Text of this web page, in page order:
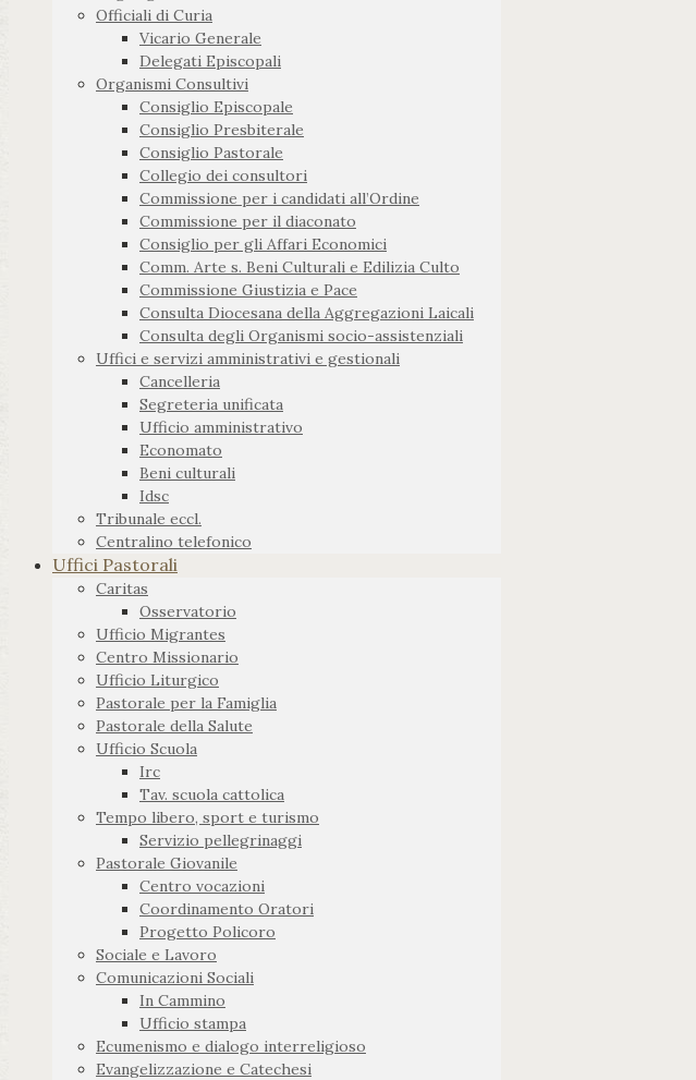
Officiali di Curia
Vicario Generale
Delegati Episcopali
Organismi Consultivi
Consiglio Episcopale
Consiglio Presbiterale
Consiglio Pastorale
Collegio dei consultori
Commissione per i candidati all’Ordine
Commissione per il diaconato
Consiglio per gli Affari Economici
Comm. Arte s. Beni Culturali e Edilizia Culto
Commissione Giustizia e Pace
Consulta Diocesana della Aggregazioni Laicali
Consulta degli Organismi socio-assistenziali
Uffici e servizi amministrativi e gestionali
Cancelleria
Segreteria unificata
Ufficio amministrativo
Economato
Beni culturali
Idsc
Tribunale eccl.
Centralino telefonico
Uffici Pastorali
Caritas
Osservatorio
Ufficio Migrantes
Centro Missionario
Ufficio Liturgico
Pastorale per la Famiglia
Pastorale della Salute
Ufficio Scuola
Irc
Tav. scuola cattolica
Tempo libero, sport e turismo
Servizio pellegrinaggi
Pastorale Giovanile
Centro vocazioni
Coordinamento Oratori
Progetto Policoro
Sociale e Lavoro
Comunicazioni Sociali
In Cammino
Ufficio stampa
Ecumenismo e dialogo interreligioso
Evangelizzazione e Catechesi